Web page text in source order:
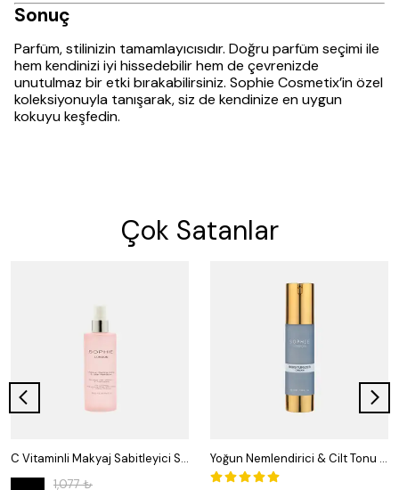
Sonuç
Parfüm, stilinizin tamamlayıcısıdır. Doğru parfüm seçimi ile
hem kendinizi iyi hissedebilir hem de çevrenizde
unutulmaz bir etki bırakabilirsiniz. Sophie Cosmetix’in özel
koleksiyonuyla tanışarak, siz de kendinize en uygun
kokuyu keşfedin.
Çok Satanlar
C Vitaminli Makyaj Sabitleyici Sprey – Işıltılı ve Kalıcı Görünüm | 250 ml
1,077 ₺
Yoğun Nemlendirici & Cilt Tonu Eşitleyici Krem - Hassas Ciltlere Özel 50 ml | Sophie Cosmetix